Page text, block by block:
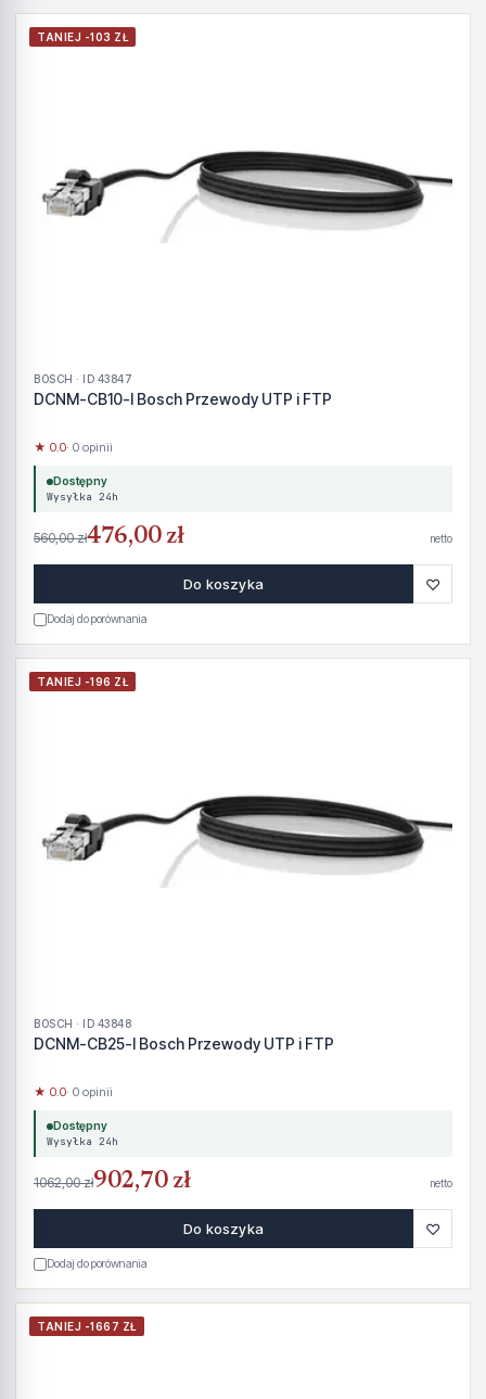
TANIEJ -103 ZŁ
BOSCH · ID 43847
DCNM-CB10-I Bosch Przewody UTP i FTP
★ 0.0· 0 opinii
Dostępny
Wysyłka 24h
560,00 zł476,00 zł netto
Do koszyka ♡
Dodaj do porównania
TANIEJ -196 ZŁ
BOSCH · ID 43848
DCNM-CB25-I Bosch Przewody UTP i FTP
★ 0.0· 0 opinii
Dostępny
Wysyłka 24h
1062,00 zł902,70 zł netto
Do koszyka ♡
Dodaj do porównania
TANIEJ -1667 ZŁ